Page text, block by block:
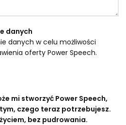
danych
danych w celu możliwości
oferty Power Speech.
mi stworzyć Power Speech,
czego teraz potrzebujesz.
bez pudrowania.